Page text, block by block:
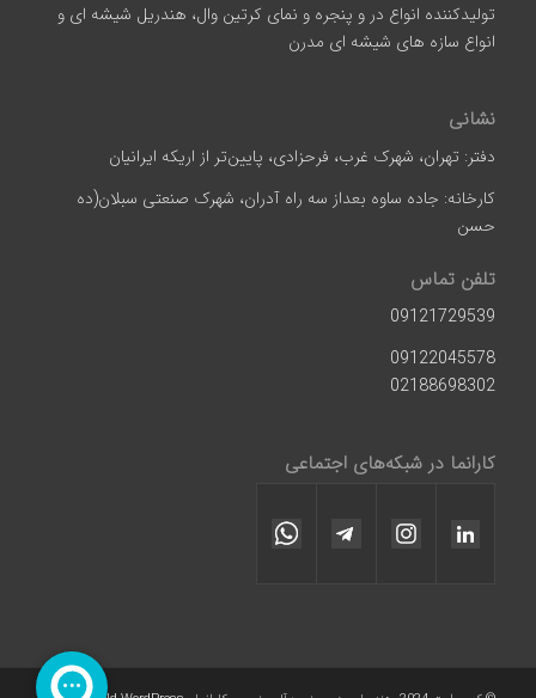
تولیدکننده انواع در و پنجره و نمای کرتین وال، هندریل شیشه ای و
انواع سازه‌ های شیشه‌ ای مدرن
نشانی
دفتر: تهران، شهرک غرب، فرحزادی، پایین‌تر از اریکه ایرانیان
کارخانه: جاده ساوه بعداز سه راه آدران، شهرک صنعتی سبلان(ده
حسن
تلفن تماس
09121729539
09122045578
02188698302
کارانما در شبکه‌های اجتماعی